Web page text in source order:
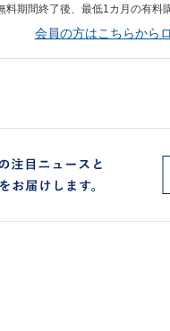
料期間終了後、最低1カ月の有料
会員の方はこちらから